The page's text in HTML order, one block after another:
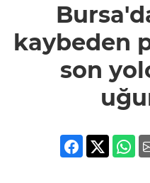
polis
kaybeden
son